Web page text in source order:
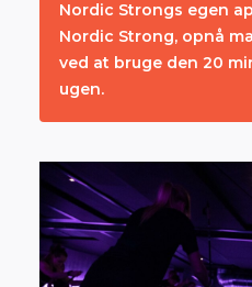
Nordic Strongs egen
Nordic Strong, opnå
ved at bruge den 20
ugen.